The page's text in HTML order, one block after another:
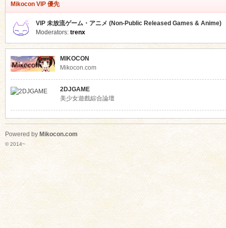
Mikocon VIP 優先
VIP 未放流ゲーム・アニメ (Non-Public Released Games & Anime)
Moderators: trenx
MIKOCON
Mikocon.com
2DJGAME
美少女遊戲綜合論壇
Powered by Mikocon.com
© 2014~